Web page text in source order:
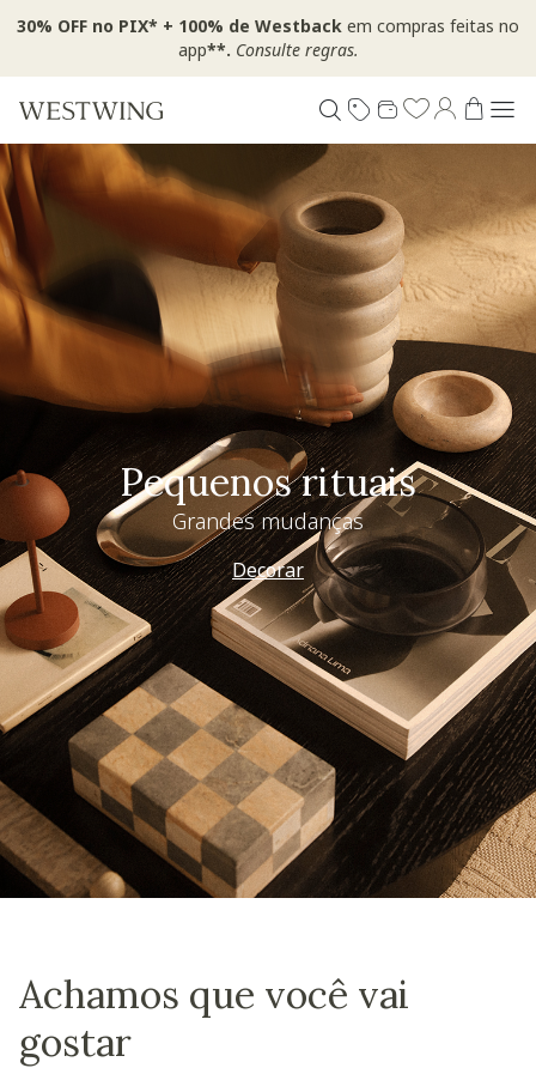
30% OFF no PIX* + 100% de Westback em compras feitas no
app**. Consulte regras.
Pequenos rituais
Grandes mudanças
Decorar
Achamos que você vai
gostar